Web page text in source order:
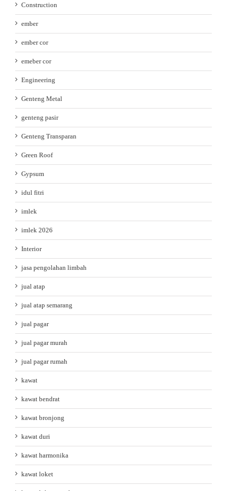
Construction
ember
ember cor
emeber cor
Engineering
Genteng Metal
genteng pasir
Genteng Transparan
Green Roof
Gypsum
idul fitri
imlek
imlek 2026
Interior
jasa pengolahan limbah
jual atap
jual atap semarang
jual pagar
jual pagar murah
jual pagar rumah
kawat
kawat bendrat
kawat bronjong
kawat duri
kawat harmonika
kawat loket